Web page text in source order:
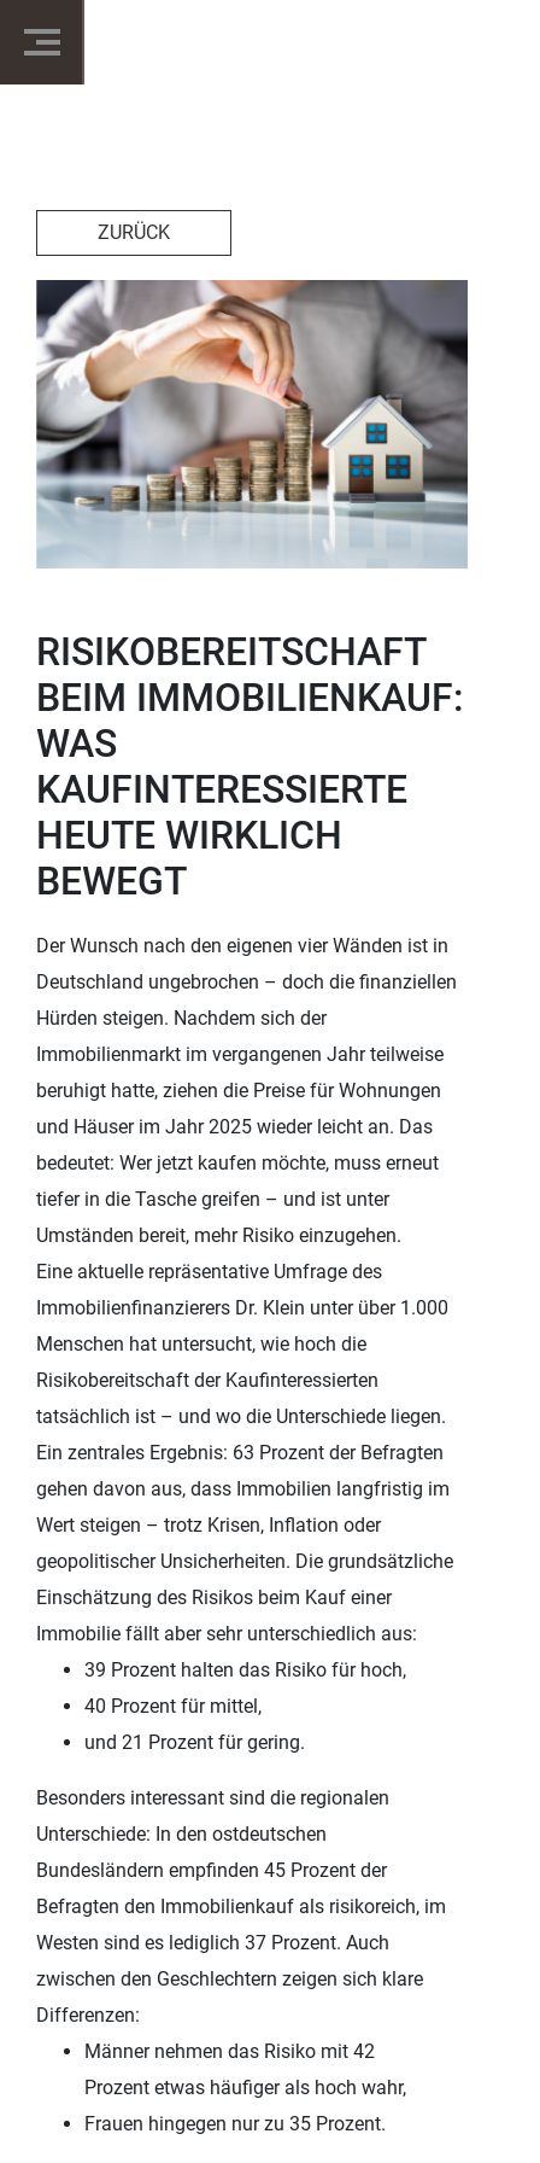
ZURÜCK
RISIKOBEREITSCHAFT
BEIM IMMOBILIENKAUF:
WAS
KAUFINTERESSIERTE
HEUTE WIRKLICH
BEWEGT
Der Wunsch nach den eigenen vier Wänden ist in
Deutschland ungebrochen – doch die finanziellen
Hürden steigen. Nachdem sich der
Immobilienmarkt im vergangenen Jahr teilweise
beruhigt hatte, ziehen die Preise für Wohnungen
und Häuser im Jahr 2025 wieder leicht an. Das
bedeutet: Wer jetzt kaufen möchte, muss erneut
tiefer in die Tasche greifen – und ist unter
Umständen bereit, mehr Risiko einzugehen.
Eine aktuelle repräsentative Umfrage des
Immobilienfinanzierers Dr. Klein unter über 1.000
Menschen hat untersucht, wie hoch die
Risikobereitschaft der Kaufinteressierten
tatsächlich ist – und wo die Unterschiede liegen.
Ein zentrales Ergebnis: 63 Prozent der Befragten
gehen davon aus, dass Immobilien langfristig im
Wert steigen – trotz Krisen, Inflation oder
geopolitischer Unsicherheiten. Die grundsätzliche
Einschätzung des Risikos beim Kauf einer
Immobilie fällt aber sehr unterschiedlich aus:
39 Prozent halten das Risiko für hoch,
40 Prozent für mittel,
und 21 Prozent für gering.
Besonders interessant sind die regionalen
Unterschiede: In den ostdeutschen
Bundesländern empfinden 45 Prozent der
Befragten den Immobilienkauf als risikoreich, im
Westen sind es lediglich 37 Prozent. Auch
zwischen den Geschlechtern zeigen sich klare
Differenzen:
Männer nehmen das Risiko mit 42
Prozent etwas häufiger als hoch wahr,
Frauen hingegen nur zu 35 Prozent.